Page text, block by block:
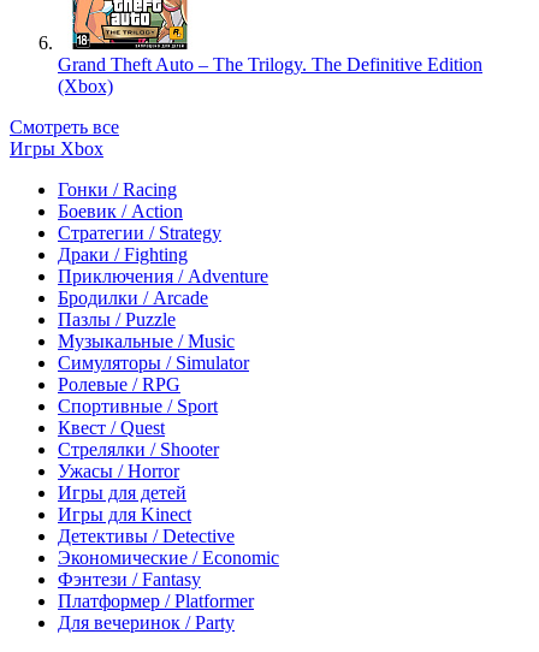
Grand Theft Auto – The Trilogy. The Definitive Edition
(Xbox)
Смотреть все
Игры Xbox
Гонки / Racing
Боевик / Action
Стратегии / Strategy
Драки / Fighting
Приключения / Adventure
Бродилки / Arcade
Пазлы / Puzzle
Музыкальные / Music
Симуляторы / Simulator
Ролевые / RPG
Спортивные / Sport
Квест / Quest
Стрелялки / Shooter
Ужасы / Horror
Игры для детей
Игры для Kinect
Детективы / Detective
Экономические / Economic
Фэнтези / Fantasy
Платформер / Platformer
Для вечеринок / Party